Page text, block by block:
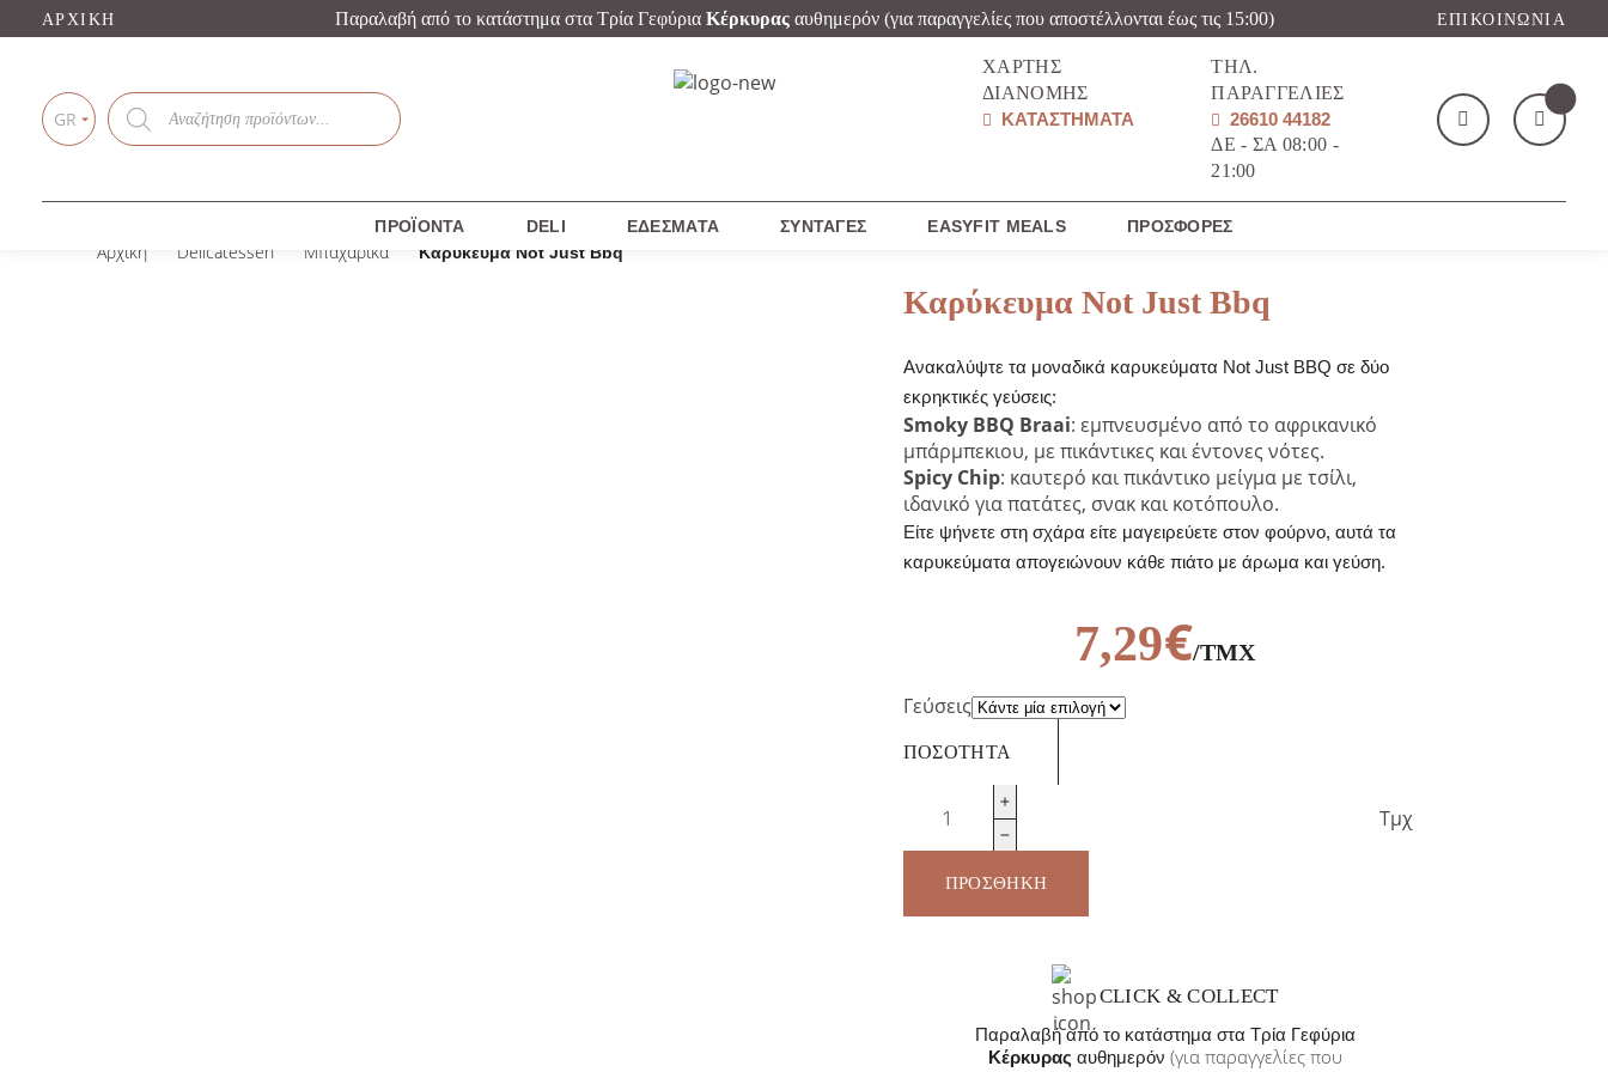
ΑΡΧΙΚΉ Παραλαβή από το κατάστημα στα Τρία Γεφύρια Κέρκυραςαυθημερόν (για παραγγελίες που αποστέλλονται έως τις 15:00) ΕΠΙΚΟΙΝΩΝΊΑ
GR
Products
search
ΧΆΡΤΗΣ
ΔΙΑΝΟΜΉΣ
ΚΑΤΑΣΤΉΜΑΤΑ
ΤΗΛ.
ΠΑΡΑΓΓΕΛΊΕΣ
26610 44182
ΔΕ - ΣΑ 08:00 -
21:00
Το καλάθι μου
ΑΓΌΡΑΣΕ ΤΏΡΑ
ΠΡΟΪΌΝΤΑ DELI ΕΔΈΣΜΑΤΑ ΣΥΝΤΑΓΈΣ EASYFIT MEALS ΠΡΟΣΦΟΡΈΣ
Αρχική Delicatessen Μπαχαρικά Καρύκευμα Not Just Bbq
Καρύκευμα Not Just Bbq
Ανακαλύψτε τα μοναδικά καρυκεύματα Not Just BBQ σε δύο
εκρηκτικές γεύσεις:
Smoky BBQ Braai: εμπνευσμένο από το αφρικανικό
μπάρμπεκιου, με πικάντικες και έντονες νότες.
Spicy Chip: καυτερό και πικάντικο μείγμα με τσίλι,
ιδανικό για πατάτες, σνακ και κοτόπουλο.
Είτε ψήνετε στη σχάρα είτε μαγειρεύετε στον φούρνο, αυτά τα
καρυκεύματα απογειώνουν κάθε πιάτο με άρωμα και γεύση.
7,29€/ΤΜΧ
7,29€/ΤΜΧ
Γεύσεις
ΠΟΣΌΤΗΤΑ
Καρύκευμα
Just
Τμχ
ΠΡΟΣΘΉΚΗ
CLICK & COLLECT
Παραλαβή από το κατάστημα στα Τρία Γεφύρια
Κέρκυρας αυθημερόν (για παραγγελίες που